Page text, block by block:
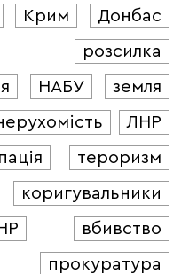
Крим
Донбас
розсилка
НАБУ
земля
ЛНР
тероризм
коригувальники
вбивство
прокуратура